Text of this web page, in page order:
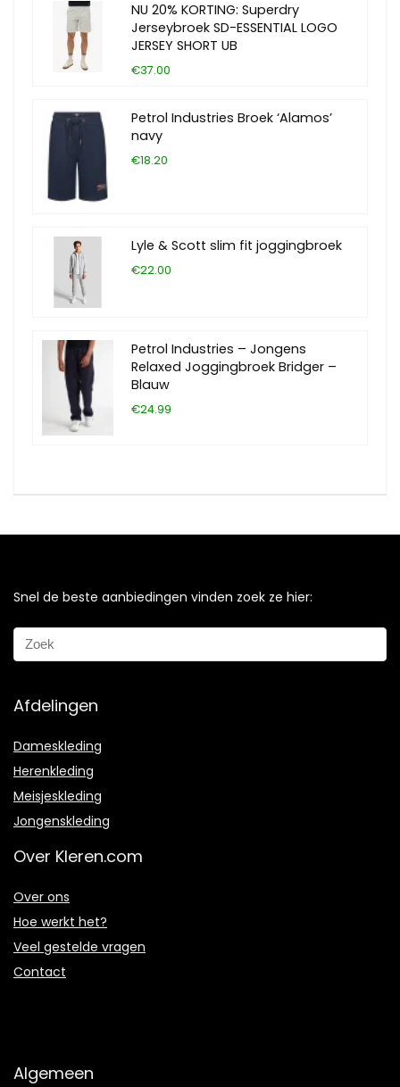
NU 20% KORTING: Superdry
Jerseybroek SD-ESSENTIAL LOGO
JERSEY SHORT UB
€37.00
Petrol Industries Broek ‘Alamos’
navy
€18.20
Lyle & Scott slim fit joggingbroek
€22.00
Petrol Industries – Jongens
Relaxed Joggingbroek Bridger –
Blauw
€24.99
Snel de beste aanbiedingen vinden zoek ze hier:
Afdelingen
Dameskleding
Herenkleding
Meisjeskleding
Jongenskleding
Over Kleren.com
Over ons
Hoe werkt het?
Veel gestelde vragen
Contact
Algemeen